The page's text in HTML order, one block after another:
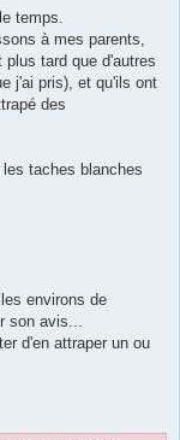
temps.
à mes parents,
tard que d'autres
j'ai pris), et qu'ils ont
des
taches blanches
environs de
son avis...
d'en attraper un ou